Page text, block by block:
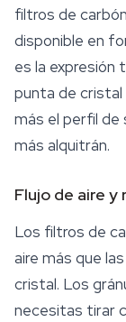
filtros de
disponible en
es la expresión
punta de cristal
más el perfil de
más alquitrán.
Flujo de aire
Los filtros de
aire más que
cristal. Los
necesitas tirar